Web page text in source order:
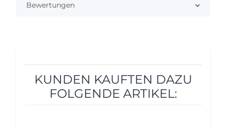
Bewertungen
KUNDEN KAUFTEN DAZU
FOLGENDE ARTIKEL: